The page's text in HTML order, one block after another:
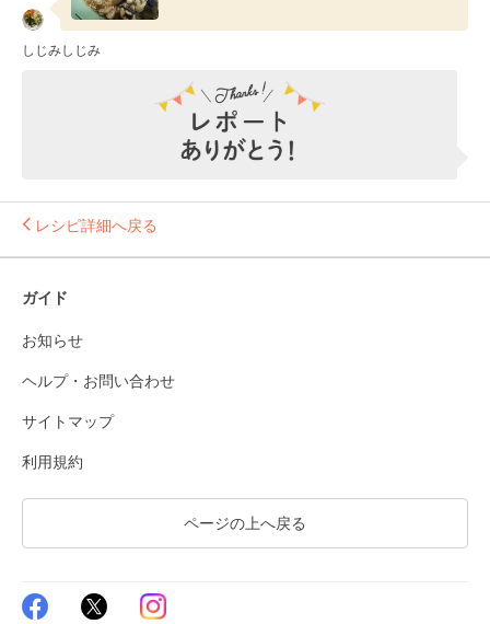
しじみしじみ
レシピ詳細へ戻る
ガイド
お知らせ
ヘルプ・お問い合わせ
サイトマップ
利用規約
ページの上へ戻る